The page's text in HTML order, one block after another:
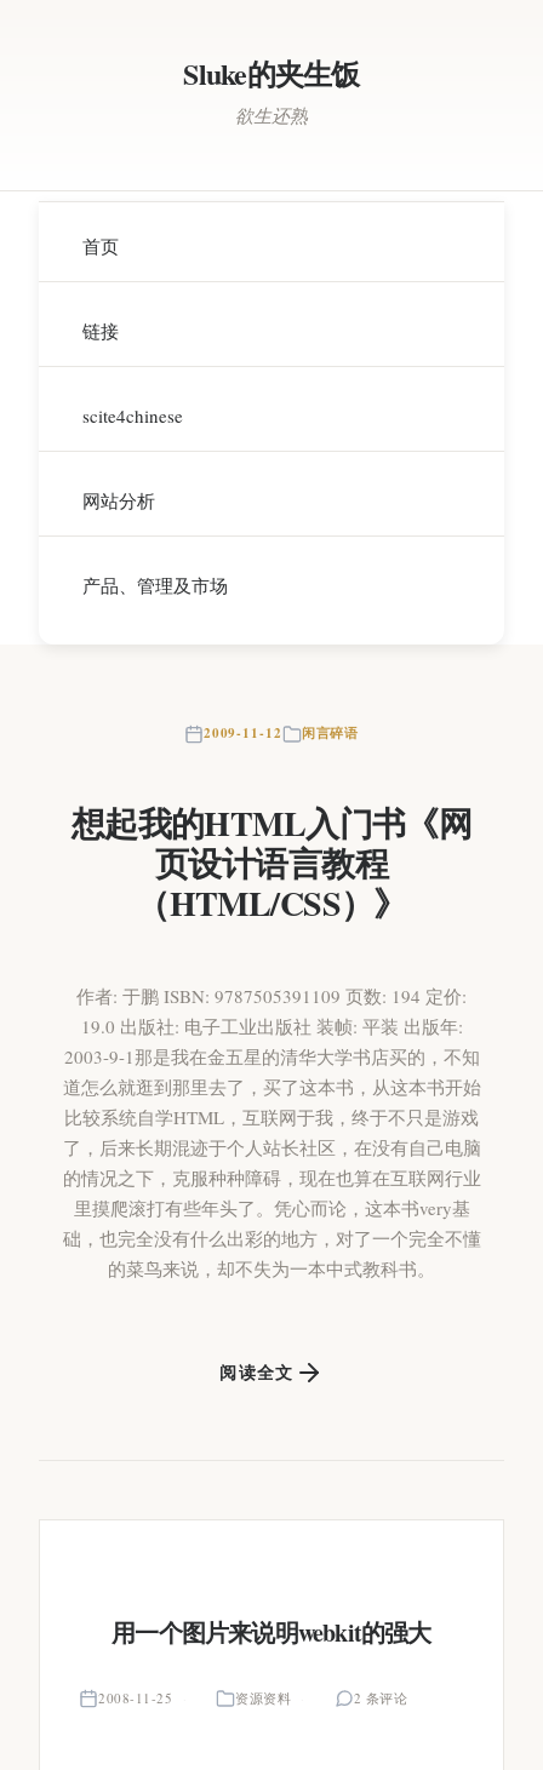
Sluke的夹生饭
欲生还熟
首页
链接
scite4chinese
网站分析
产品、管理及市场
2009-11-12 闲言碎语
想起我的HTML入门书《网
页设计语言教程
（HTML/CSS）》
作者: 于鹏 ISBN: 9787505391109 页数: 194 定价:
19.0 出版社: 电子工业出版社 装帧: 平装 出版年:
2003-9-1那是我在金五星的清华大学书店买的，不知
道怎么就逛到那里去了，买了这本书，从这本书开始
比较系统自学HTML，互联网于我，终于不只是游戏
了，后来长期混迹于个人站长社区，在没有自己电脑
的情况之下，克服种种障碍，现在也算在互联网行业
里摸爬滚打有些年头了。凭心而论，这本书very基
础，也完全没有什么出彩的地方，对了一个完全不懂
的菜鸟来说，却不失为一本中式教科书。
阅读全文
用一个图片来说明webkit的强大
2008-11-25 资源资料 2 条评论